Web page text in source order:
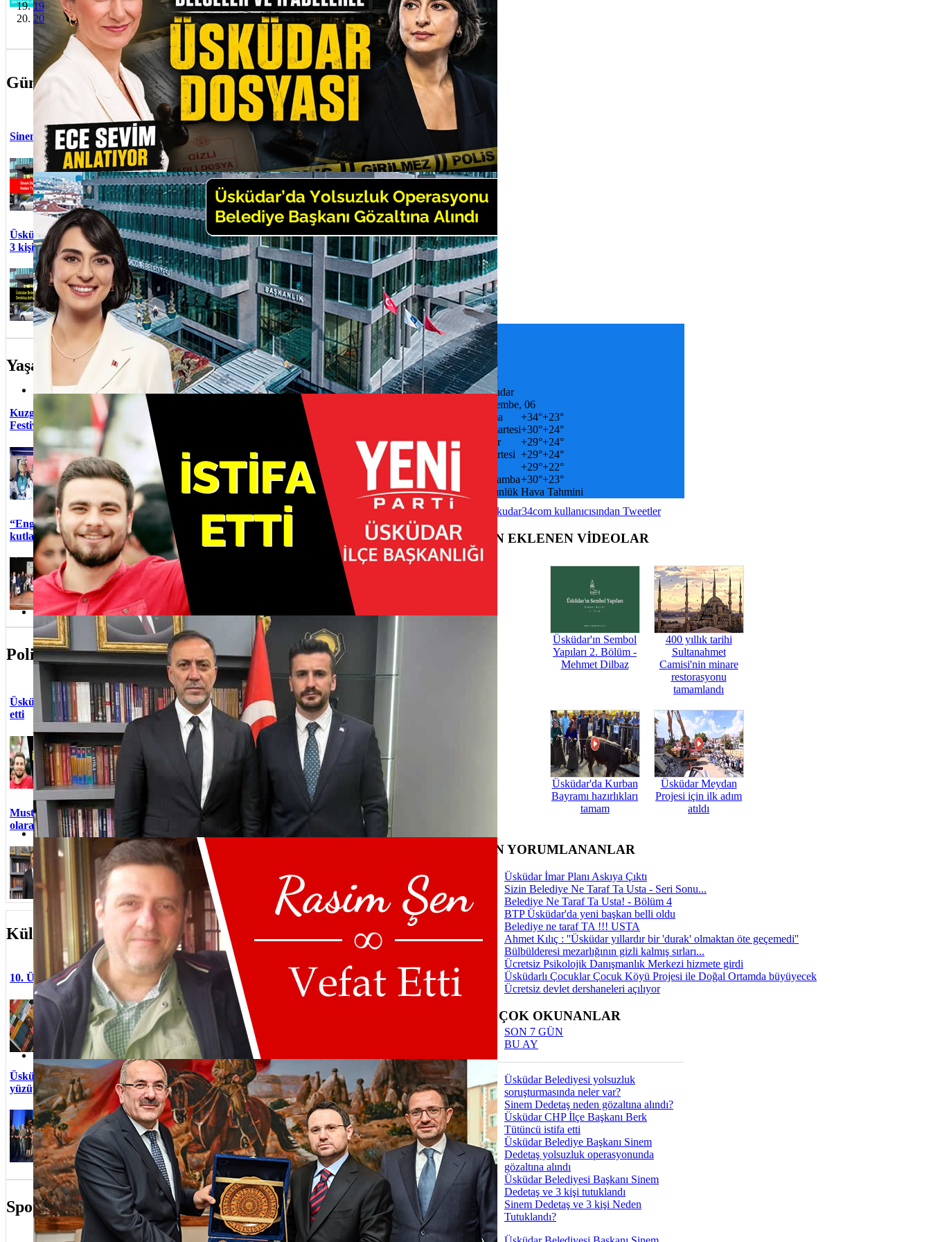
Sinem Dedetaş neden gözaltına alındı?
Üsküdar Belediye Başkanı Sinem Dedetaş yolsuzluk operasyonunda gözaltına alındı
Üsküdar CHP İlçe Başkanı Berk Tütüncü istifa etti
Mustafa Gider, MHP Üsküdar İlçe Başkanı olarak atandı
Rasim Şen vefat etti
19
20
+30
°
C
+33°
+24°
Uskudar
Perşembe, 06
Cuma
+34°+23°
Cumartesi+30°+24°
Pazar
+29°+24°
Pazartesi +29°+24°
+29°+22°
Çarşamba+30°+23°
7 Günlük Hava Tahmini
@uskudar34com kullanıcısından Tweetler
SON EKLENEN VİDEOLAR
Üsküdar'ın Sembol
Yapıları 2. Bölüm -
Mehmet Dilbaz
400 yıllık tarihi
Sultanahmet
Camisi'nin minare
restorasyonu
tamamlandı
Üsküdar'da Kurban
Bayramı hazırlıkları
tamam
Üsküdar Meydan
Projesi için ilk adım
atıldı
SON YORUMLANANLAR
Üsküdar İmar Planı Askıya Çıktı
Sizin Belediye Ne Taraf Ta Usta - Seri Sonu...
Belediye Ne Taraf Ta Usta! - Bölüm 4
BTP Üsküdar'da yeni başkan belli oldu
Belediye ne taraf TA !!! USTA
Ahmet Kılıç : ''Üsküdar yıllardır bir 'durak' olmaktan öte geçemedi''
Bülbülderesi mezarlığının gizli kalmış sırları...
Ücretsiz Psikolojik Danışmanlık Merkezi hizmete girdi
Üsküdarlı Çocuklar Çocuk Köyü Projesi ile Doğal Ortamda büyüyecek
Ücretsiz devlet dershaneleri açılıyor
EN ÇOK OKUNANLAR
SON 7 GÜN
BU AY
Üsküdar Belediyesi yolsuzluk
soruşturmasında neler var?
Sinem Dedetaş neden gözaltına alındı?
Üsküdar CHP İlçe Başkanı Berk
Tütüncü istifa etti
Üsküdar Belediye Başkanı Sinem
Dedetaş yolsuzluk operasyonunda
gözaltına alındı
Üsküdar Belediyesi Başkanı Sinem
Dedetaş ve 3 kişi tutuklandı
Sinem Dedetaş ve 3 kişi Neden
Tutuklandı?
Dönüşüyor
Cumhuriyetimizin 98. kuruluş yılı Üsküdar'da
kutlandı
Güncel Olaylar Tümü
Sinem Dedetaş ve 3 kişi Neden Tutuklandı?
İstanbul Anadolu Cumhuriyet
Başsavcılığı tarafından başlatılan
soruşturmada Üsküdar Belediye
Başkanı Sinem Dedetaş ve Al...
Üsküdar Belediyesi Başkanı Sinem Dedetaş ve
3 kişi tutuklandı
Üsküdar Belediyesi’nde yapı
ruhsatı ve iskan süreçlerinde
usulsüzlük yapıldığı iddialarına
ilişkin İstanbul Anadol...
Sinem Dedetaş neden gözaltına alındı?
Üsküdar Belediye Başkanı Sinem Dedetaş
yolsuzluk operasyonunda gözaltına alındı
Rasim Şen vefat etti
Adalet Bakan Yardımcımızın Üsküdarlılara
selamı var
Sedat Ayyıldız Adalet Bakan Yardımcılığı’na
atandı
Üsküdar Belediyesi Başkan Yardımcısı Tahsin
Usta görevinden istifa etti
Mustafa Çetinkaya vefat etti
Hedef belediye, belediye hedef ve belediye ne
taraf ta usta!
Üsküdar Beldiyesi’nde bayramlaşma yapıldı
19 Mayıs Atatürk’ü Anma Gençlik ve Spor
Bayramı Üsküdar’da etkinliklerle kutlandı
Yaşam Tümü
Kuzguncuk Bostanı’nda “Dünya Çevre Günü
Festivali” düzenlendi
Üsküdar Belediyesi tarafından
Dünya Çevre Günü kapsamında
“Dünya Çevre Günü Festivali”
gerçekleştirildi.
“Engelliler Haftası” Üsküdar’da etkinlikle
kutlandı
Üsküdar Belediyesi tarafından
“Engelliler Haftası” kapsamında
Engelsiz Yaşam Merkezi’nde
etkinlik düze...
Anneler Günü’ne özel “Anne Eli Pazarı” el
emeği ürünleri pazarı yoğun ilgi gördü
Çocuklar ve Gençler “Mini Fest 2” ile
doyasıya eğlendi
Otizm farkındalık haftası Üsküdar'da kutlandı
Çengelköy - Kuleli - Kandilli ring otobüs
seferleri başlıyor
Üsküdar'da ''2025 Yılbaşı Pazarı'' başlıyor
Yuvamız Üsküdar kreş açılışı ve temel atma
töreni yapılacak
Üsküdar'da günlük 5 bin 300 kişiye ikramda
bulunuluyor
Pırlanta Tektaş Yüzüklerde Kasım Ayı
İndirimleri Başladı!
bodo.com: Unutulmaz Deneyimler İçin
Hediye Sertifikaları
QUA Granite, doğaya sahip çıkıyor
Politika
Üsküdar CHP İlçe Başkanı Berk Tütüncü istifa
etti
Cumhuriyet Halk Partisi Üsküdar
İlçe Başkanı Berk Tütüncü ilçe
başkanlığı görevinden istifa etti.
Mustafa Gider, MHP Üsküdar İlçe Başkanı
olarak atandı
Milliyetçi Hareket Partisi Üsküdar
İlçe Başkanlığı görevine Mustafa
Gider atandı.
Ekrem Baki’nin yeni durağı belli oldu
“Üsküdar’ın geleceği masa başında değil,
sahada şekillenecek”
Üsküdar AK Parti'de sürpriz istifa! Haberi
Sosyal Medya hesabından duyurdu
Üsküdar İYİ Parti'de bayrak değişimi
Erdem Demir güven tazeledi
Başkan Demir'in listesi basına sızdırıldı
AK Parti Üsküdar İlçe Başkanlığı için Genç
ve Dinamik Başkan Adayı
MHP Üsküdar'dan istişare toplantısı
BTP Üsküdar'da yeni başkan belli oldu
Kültür/Sanat Tümü
10. Üsküdar Kitap Günleri başladı
“Okumak Özgürlüktür” sloganıyla
Harem Etkinlik Alanı’nda
düzenlenen Kitap Günleri, 200’ün
üzerin...
Üsküdar Bağlarbaşı Kültür Merkezi yeni
yüzüyle kapılarını açtı
Üsküdar'ın kültür-sanat
mekanlarından biri olan Bağlarbaşı
Kültür Merkezi, Üsküdar
Belediyesi tarafından gerçekleşt...
''Yılbaşı Pazarı 2025'' rengarenk stantlarıyla
ziyaretçilerini bekliyor
Selim Terzi Genel Müdür olarak atandı
Umudu Yeşert!'' konusuyla sahibini arıyor
''Üsküdar Kitap Fuarı'' başladı
Türkiye'nin ilk Gastronomi Sokağı
Gastronomi Festivali ile açıldı
Hanım Sultanlar Sergisi New York
Türkevi'nde sanatseverlerle buluştu
Ekin Uzunlar Üsküdarlıları coşturdu
Üsküdar 7. Kitap Fuarı'na 250 binden fazla
ziyaretçi katıldı
Spor Tümü